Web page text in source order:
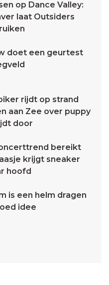
op Dance Valley:
laat Outsiders
doet een geurtest
rijdt op strand
aan Zee over puppy
door
bereikt
krijgt sneaker
hoofd
is een helm dragen
idee